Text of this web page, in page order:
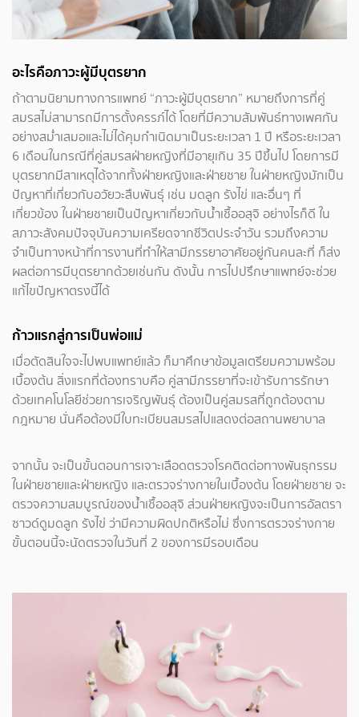
อะไรคือภาวะผู้มีบุตรยาก
ถ้าตามนิยามทางการแพทย์ “ภาวะผู้มีบุตรยาก” หมายถึงการที่คู่
สมรสไม่สามารถมีการตั้งครรภ์ได้ โดยที่มีความสัมพันธ์ทางเพศกัน
อย่างสม่ำเสมอและไม่ได้คุมกำเนิดมาเป็นระยะเวลา 1 ปี หรือระยะเวลา
6 เดือนในกรณีที่คู่สมรสฝ่ายหญิงที่มีอายุเกิน 35 ปีขึ้นไป โดยการมี
บุตรยากมีสาเหตุได้จากทั้งฝ่ายหญิงและฝ่ายชาย ในฝ่ายหญิงมักเป็น
ปัญหาที่เกี่ยวกับอวัยวะสืบพันธุ์ เช่น มดลูก รังไข่ และอื่นๆ ที่
เกี่ยวข้อง ในฝ่ายชายเป็นปัญหาเกี่ยวกับน้ำเชื้ออสุจิ อย่างไรก็ดี ใน
สภาวะสังคมปัจจุบันความเครียดจากชีวิตประจำวัน รวมถึงความ
จำเป็นทางหน้าที่การงานที่ทำให้สามีภรรยาอาศัยอยู่กันคนละที่ ก็ส่ง
ผลต่อการมีบุตรยากด้วยเช่นกัน ดังนั้น การไปปรึกษาแพทย์จะช่วย
แก้ไขปัญหาตรงนี้ได้
ก้าวแรกสู่การเป็นพ่อแม่
เมื่อตัดสินใจจะไปพบแพทย์แล้ว ก็มาศึกษาข้อมูลเตรียมความพร้อม
เบื้องต้น สิ่งแรกที่ต้องทราบคือ คู่สามีภรรยาที่จะเข้ารับการรักษา
ด้วยเทคโนโลยีช่วยการเจริญพันธุ์ ต้องเป็นคู่สมรสที่ถูกต้องตาม
กฎหมาย นั่นคือต้องมีใบทะเบียนสมรสไปแสดงต่อสถานพยาบาล
จากนั้น จะเป็นขั้นตอนการเจาะเลือดตรวจโรคติดต่อทางพันธุกรรม
ในฝ่ายชายและฝ่ายหญิง และตรวจร่างกายในเบื้องต้น โดยฝ่ายชาย จะ
ตรวจความสมบูรณ์ของน้ำเชื้ออสุจิ ส่วนฝ่ายหญิงจะเป็นการอัลตรา
ซาวด์ดูมดลูก รังไข่ ว่ามีความผิดปกติหรือไม่ ซึ่งการตรวจร่างกาย
ขั้นตอนนี้จะนัดตรวจในวันที่ 2 ของการมีรอบเดือน